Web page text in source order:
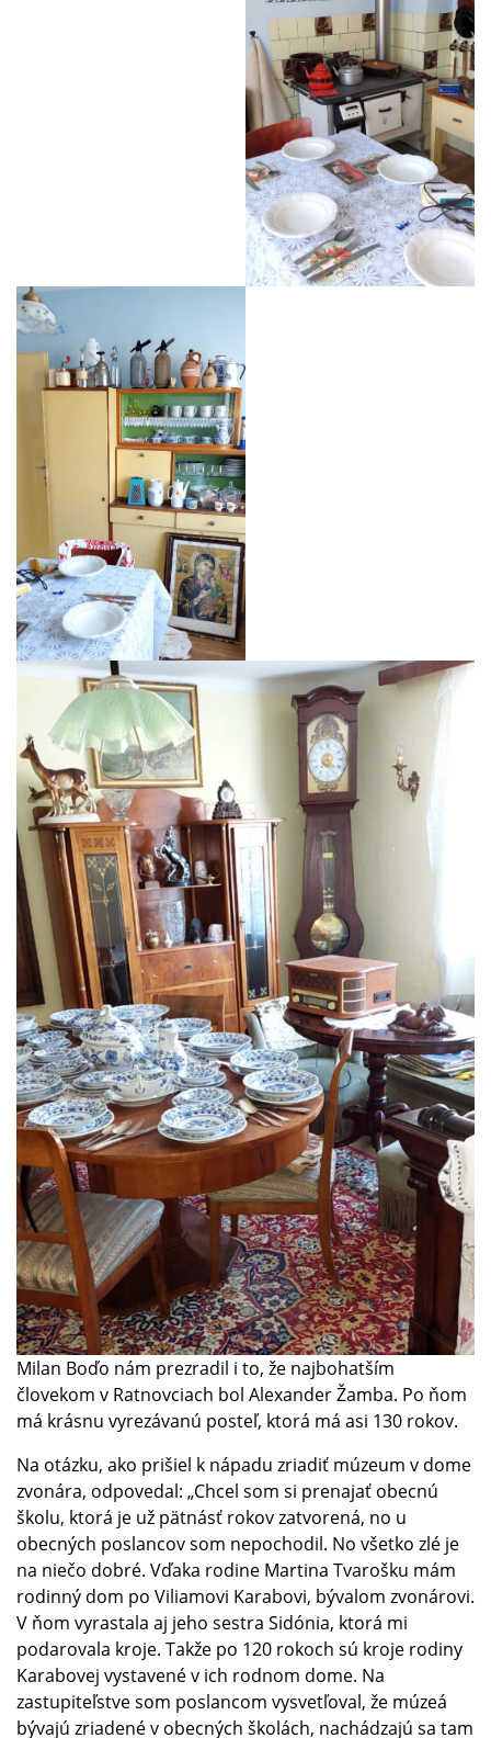
Milan Boďo nám prezradil i to, že najbohatším
človekom v Ratnovciach bol Alexander Žamba. Po ňom
má krásnu vyrezávanú posteľ, ktorá má asi 130 rokov.
Na otázku, ako prišiel k nápadu zriadiť múzeum v dome
zvonára, odpovedal: „Chcel som si prenajať obecnú
školu, ktorá je už pätnásť rokov zatvorená, no u
obecných poslancov som nepochodil. No všetko zlé je
na niečo dobré. Vďaka rodine Martina Tvarošku mám
rodinný dom po Viliamovi Karabovi, bývalom zvonárovi.
V ňom vyrastala aj jeho sestra Sidónia, ktorá mi
podarovala kroje. Takže po 120 rokoch sú kroje rodiny
Karabovej vystavené v ich rodnom dome. Na
zastupiteľstve som poslancom vysvetľoval, že múzeá
bývajú zriadené v obecných školách, nachádzajú sa tam